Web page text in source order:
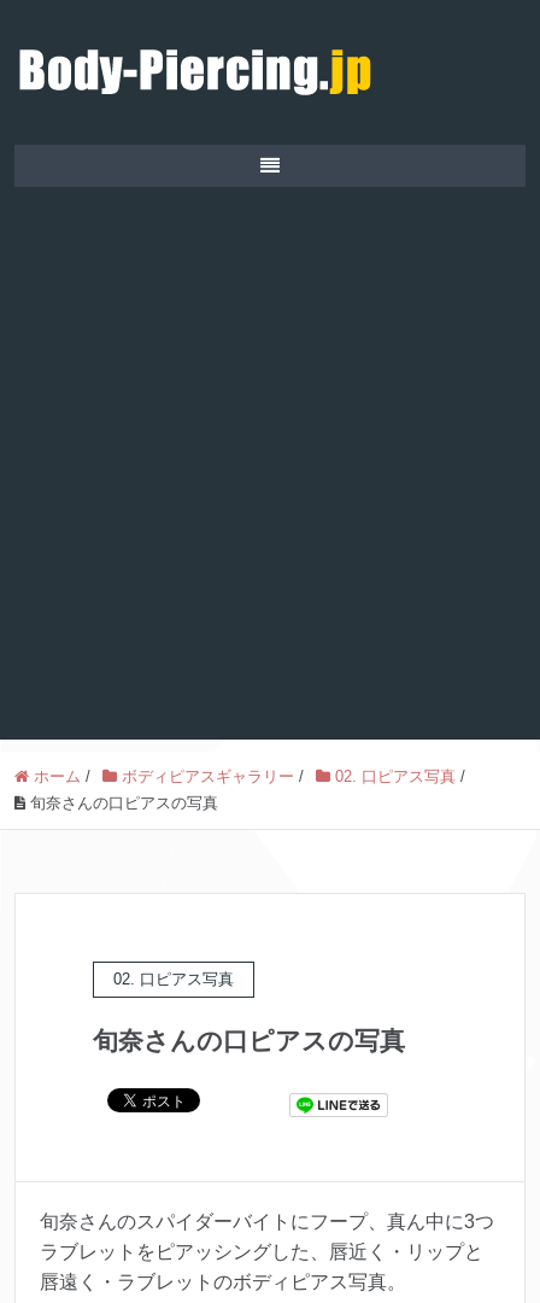
ホーム / ボディピアスギャラリー / 02. 口ピアス写真 /
旬奈さんの口ピアスの写真
02. 口ピアス写真
旬奈さんの口ピアスの写真
旬奈さんのスパイダーバイトにフープ、真ん中に3つ
ラブレットをピアッシングした、唇近く・リップと
唇遠く・ラブレットのボディピアス写真。